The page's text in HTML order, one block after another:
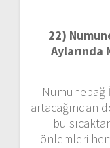
22)
Numunebağ
artacağından
bu
önlemleri